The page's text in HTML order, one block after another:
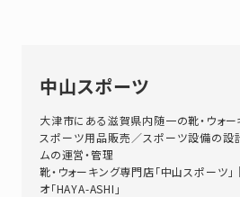
中山スポーツ
大津市にある滋賀県内随一の靴・ウォ
スポーツ用品販売／スポーツ設備の設
ムの運営・管理
靴・ウォーキング専門店「中山スポーツ
オ「HAYA-ASHI」